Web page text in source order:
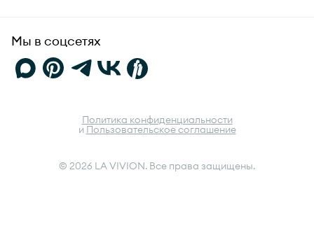
Мы в соцсетях
© 2026 LA VIVION. Все права защищены.
Политика конфиденциальности
и Пользовательское соглашение